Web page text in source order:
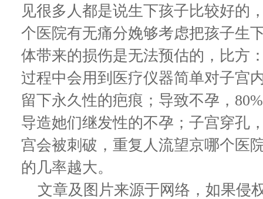
见很多人都是说生下孩子比较好的
个医院有无痛分娩够考虑把孩子生
体带来的损伤是无法预估的，比方
过程中会用到医疗仪器简单对子宫
留下永久性的疤痕；导致不孕，
导造她们继发性的不孕；子宫穿孔
宫会被刺破，重复人流望京哪个医
的几率越大。
文章及图片来源于网络，如果侵